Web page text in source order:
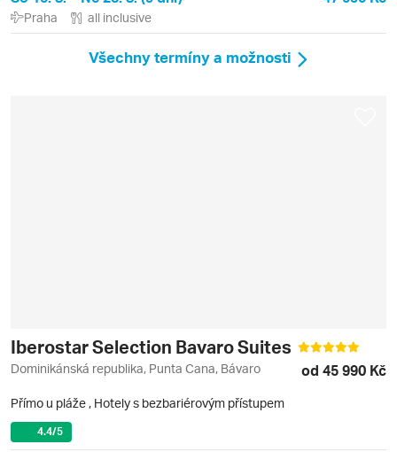
Praha all inclusive
Všechny termíny a možnosti
Iberostar Selection Bavaro Suites
Dominikánská republika, Punta Cana, Bávaro od 45 990 Kč
Přímo u pláže , Hotely s bezbariérovým přístupem
4.4/5